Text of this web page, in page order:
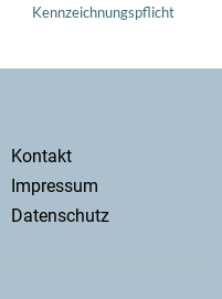
Kennzeichnungspflicht
Secondary
menu
Kontakt
Impressum
Datenschutz